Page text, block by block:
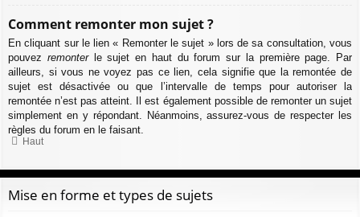
Comment remonter mon sujet ?
En cliquant sur le lien « Remonter le sujet » lors de sa consultation, vous
pouvez remonterle sujet en haut du forum sur la première page. Par
ailleurs, si vous ne voyez pas ce lien, cela signifie que la remontée de
sujet est désactivée ou que l’intervalle de temps pour autoriser la
remontée n’est pas atteint. Il est également possible de remonter un sujet
simplement en y répondant. Néanmoins, assurez-vous de respecter les
règles du forum en le faisant.
Haut
Mise en forme et types de sujets